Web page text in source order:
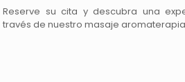
Reserve su cita y descubra una
través de nuestro masaje